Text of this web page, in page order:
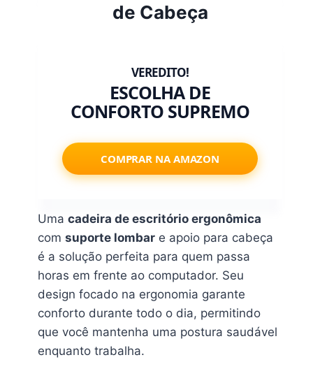
de Cabeça
ESCOLHA DE
CONFORTO SUPREMO
COMPRAR NA AMAZON
Uma cadeira de escritório ergonômica
com suporte lombar e apoio para cabeça
é a solução perfeita para quem passa
horas em frente ao computador. Seu
design focado na ergonomia garante
conforto durante todo o dia, permitindo
que você mantenha uma postura saudável
enquanto trabalha.